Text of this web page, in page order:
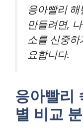
응아빨리
만들려면,
소를 신중
요합니다.
응아빨리
별 비교